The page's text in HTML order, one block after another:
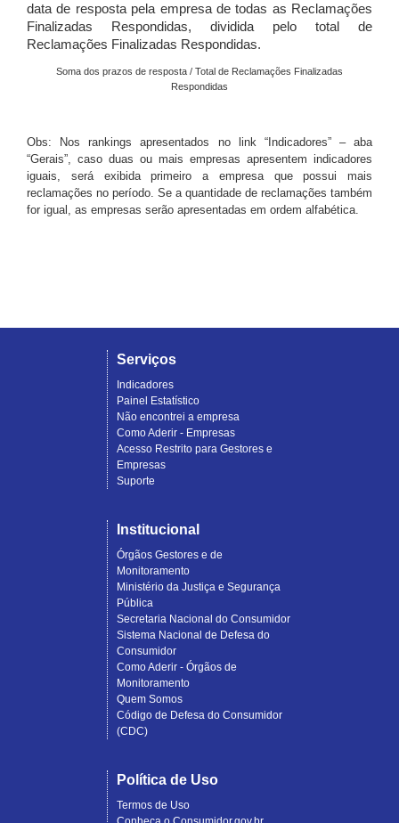
data de resposta pela empresa de todas as Reclamações
Finalizadas Respondidas, dividida pelo total de
Reclamações Finalizadas Respondidas.
Soma dos prazos de resposta / Total de Reclamações Finalizadas
Respondidas
Obs: Nos rankings apresentados no link “Indicadores” – aba
“Gerais”, caso duas ou mais empresas apresentem indicadores
iguais, será exibida primeiro a empresa que possui mais
reclamações no período. Se a quantidade de reclamações também
for igual, as empresas serão apresentadas em ordem alfabética.
Serviços
Indicadores
Painel Estatístico
Não encontrei a empresa
Como Aderir - Empresas
Acesso Restrito para Gestores e
Empresas
Suporte
Institucional
Órgãos Gestores e de
Monitoramento
Ministério da Justiça e Segurança
Pública
Secretaria Nacional do Consumidor
Sistema Nacional de Defesa do
Consumidor
Como Aderir - Órgãos de
Monitoramento
Quem Somos
Código de Defesa do Consumidor
(CDC)
Política de Uso
Termos de Uso